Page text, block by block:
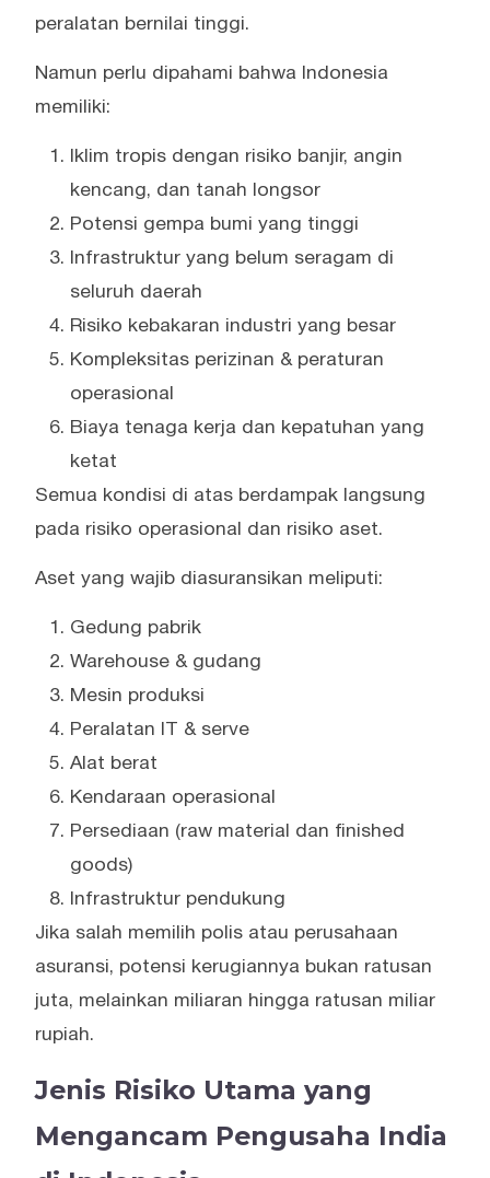
peralatan bernilai tinggi.
Namun perlu dipahami bahwa Indonesia
memiliki:
Iklim tropis dengan risiko banjir, angin
kencang, dan tanah longsor
Potensi gempa bumi yang tinggi
Infrastruktur yang belum seragam di
seluruh daerah
Risiko kebakaran industri yang besar
Kompleksitas perizinan & peraturan
operasional
Biaya tenaga kerja dan kepatuhan yang
ketat
Semua kondisi di atas berdampak langsung
pada risiko operasional dan risiko aset.
Aset yang wajib diasuransikan meliputi:
Gedung pabrik
Warehouse & gudang
Mesin produksi
Peralatan IT & serve
Alat berat
Kendaraan operasional
Persediaan (raw material dan finished
goods)
Infrastruktur pendukung
Jika salah memilih polis atau perusahaan
asuransi, potensi kerugiannya bukan ratusan
juta, melainkan miliaran hingga ratusan miliar
rupiah.
Jenis Risiko Utama yang
Mengancam Pengusaha India